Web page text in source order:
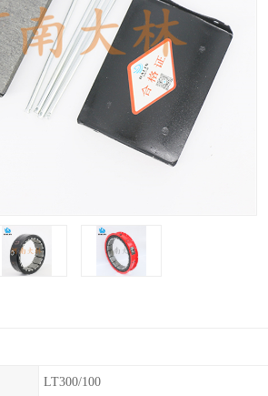
LT300/100